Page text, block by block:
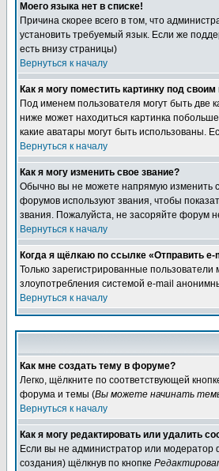
Моего языка нет в списке!
Причина скорее всего в том, что
установить требуемый язык. Если же
есть внизу страницы)
Вернуться к началу
Как я могу поместить картинку под
Под именем пользователя могут быть две
ниже может находиться картинка
какие аватары могут быть использованы.
Вернуться к началу
Как я могу изменить свое звание?
Обычно вы не можете напрямую изменить
форумов используют звания, чтобы
звания. Пожалуйста, не засоряйте форум
Вернуться к началу
Когда я щёлкаю по ссылке «Отправить e-
Только зарегистрированные
злоупотребления системой e-mail
Вернуться к началу
Как мне создать тему в форуме?
Легко, щёлкните по соответствующей
форума и темы (Вы можете начинать
Вернуться к началу
Как я могу редактировать или удалить
Если вы не администратор или модератор
создания) щёлкнув по кнопке